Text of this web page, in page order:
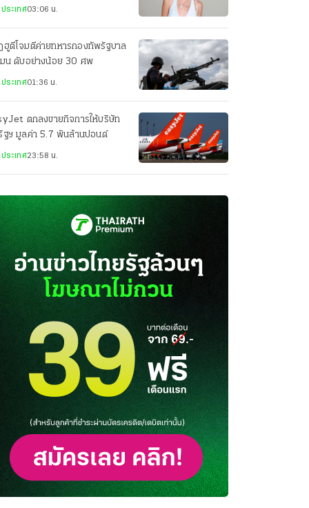
ระเทศ03:06 น.
ฮูตีโจมตีค่ายทหารกองทัพรัฐบาล
มน ดับอย่างน้อย 30 ศพ
ระเทศ01:36 น.
ตกลงขายกิจการให้บริษัท
ฐฯ มูลค่า 5.7 พันล้านปอนด์
ระเทศ23:58 น.